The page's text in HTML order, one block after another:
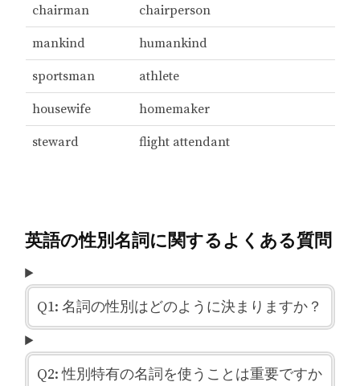
chairman chairperson
mankind humankind
sportsman athlete
housewife homemaker
steward flight attendant
英語の性別名詞に関するよくある質問
Q1: 名詞の性別はどのように決まりますか？
Q2: 性別特有の名詞を使うことは重要ですか